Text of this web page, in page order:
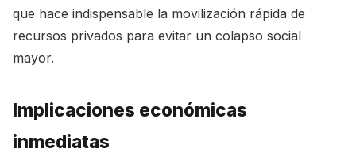
que hace indispensable la movilización rápida de
recursos privados para evitar un colapso social
mayor.
Implicaciones económicas
inmediatas